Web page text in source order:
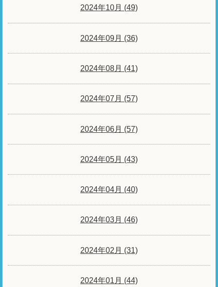
2024年10月 (49)
2024年09月 (36)
2024年08月 (41)
2024年07月 (57)
2024年06月 (57)
2024年05月 (43)
2024年04月 (40)
2024年03月 (46)
2024年02月 (31)
2024年01月 (44)